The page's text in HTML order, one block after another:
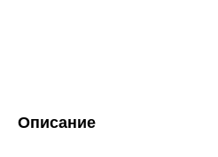
Описание